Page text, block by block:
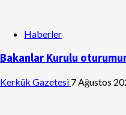
Haberler
Bakanlar Kurulu
Kerkük Gazetesi 7 Ağustos